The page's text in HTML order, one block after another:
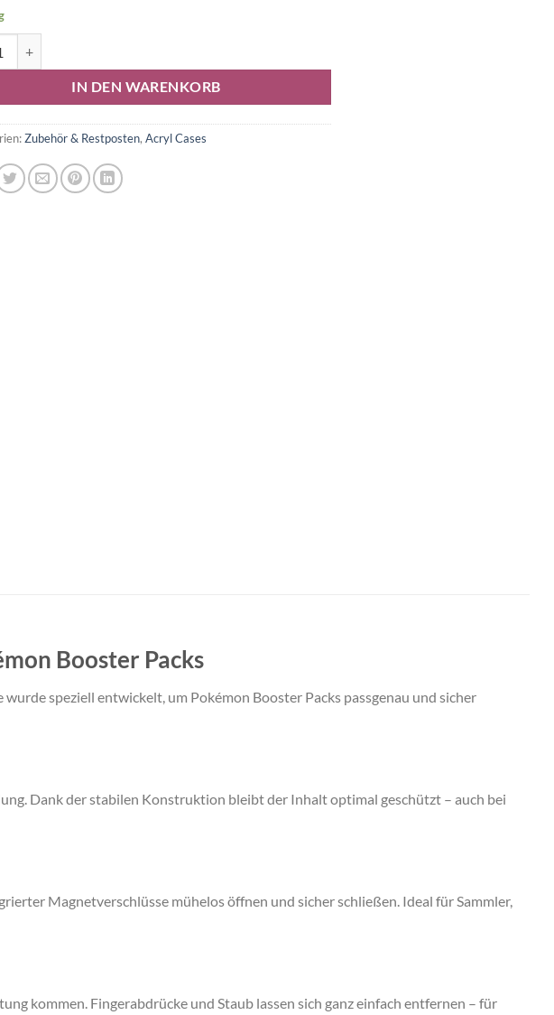
IN DEN WARENKORB
Zubehör & Restposten, Acryl Cases
Booster Packs
wurde speziell entwickelt, um Pokémon Booster Packs passgenau und sicher
. Dank der stabilen Konstruktion bleibt der Inhaltoptimal geschützt – auch bei
Magnetverschlüsse mühelos öffnen und sicher schließen. Ideal für Sammler,
kommen. Fingerabdrücke und Staub lassen sich ganz einfach entfernen – für